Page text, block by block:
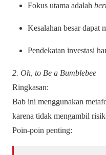
Fokus utama adalah
Kesalahan besar dapat
Pendekatan investasi
2. Oh, to Be a Bumblebee
Ringkasan:
Bab ini menggunakan
karena tidak mengambil
Poin-poin penting: